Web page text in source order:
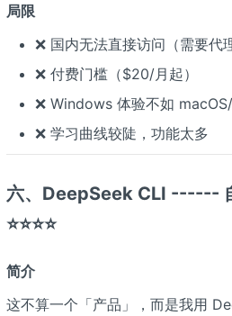
局限
❌ 国内无法直接访问（需要代
❌ 付费门槛（$20/月起）
❌ Windows 体验不如
❌ 学习曲线较陡，功能太多
六、DeepSeek CLI ------
⭐⭐⭐⭐
简介
这不算一个「产品」，而是我用